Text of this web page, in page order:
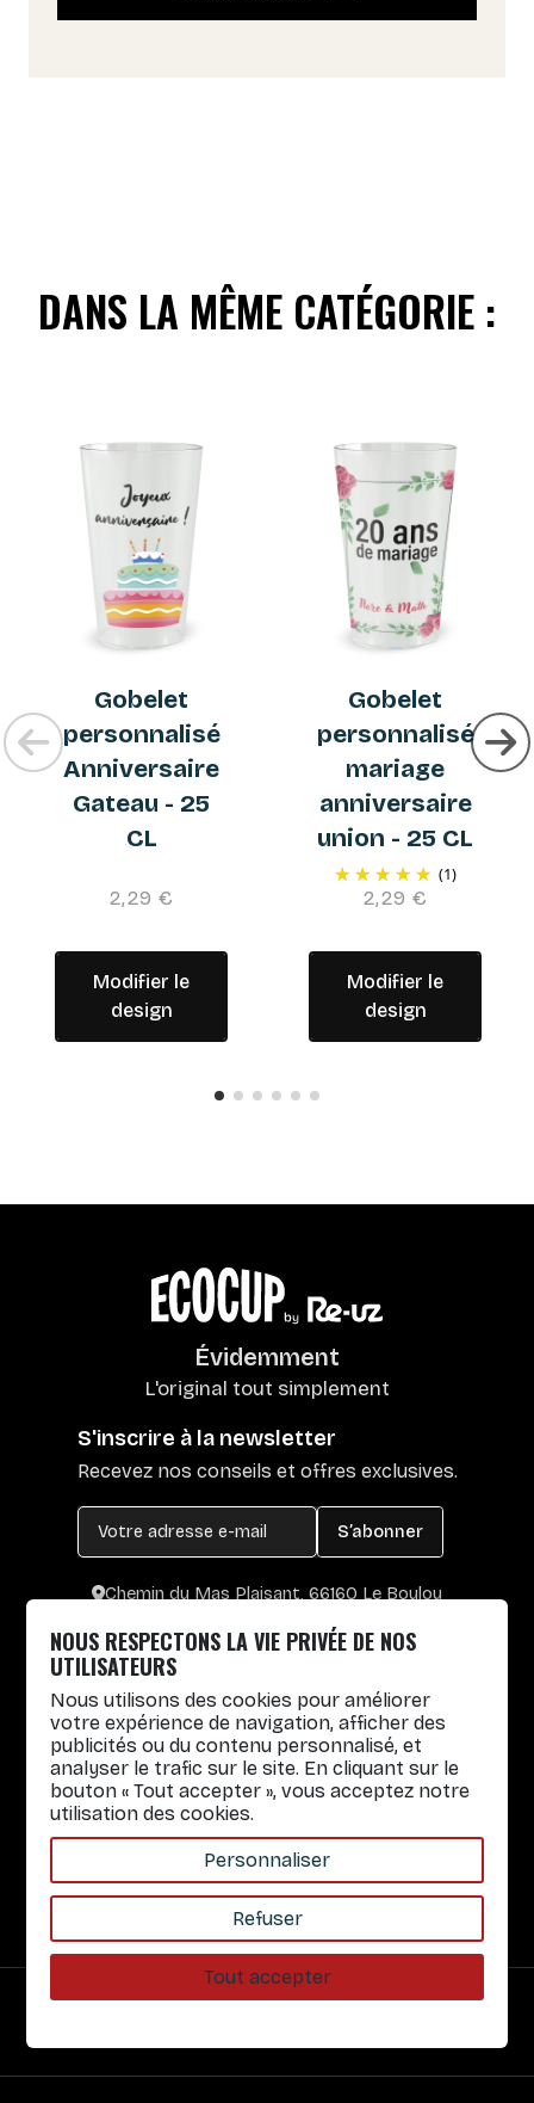
DANS LA MÊME CATÉGORIE :
Gobelet
personnalisé
Anniversaire
Gateau - 25
CL
2,29 €
Modifier le
design
Gobelet
personnalisé
mariage
anniversaire
union - 25 CL
(1)
2,29 €
Modifier le
design
Évidemment
L'original tout simplement
S'inscrire à la newsletter
Recevez nos conseils et offres exclusives.
S’abonner
Chemin du Mas Plaisant, 66160 Le Boulou
Lun. au Vend. : 8h30-12h30 / 14h-17h
Gobelets réutilisables
Infos pratiques
Liens rapides
Nos Services
À propos
NOUS RESPECTONS LA VIE PRIVÉE DE NOS
UTILISATEURS
Nous utilisons des cookies pour améliorer
votre expérience de navigation, afficher des
publicités ou du contenu personnalisé, et
analyser le trafic sur le site. En cliquant sur le
bouton « Tout accepter », vous acceptez notre
utilisation des cookies.
Personnaliser
Refuser
Tout accepter